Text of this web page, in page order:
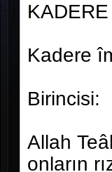
Kadere
Birincisi:
Allah
onların